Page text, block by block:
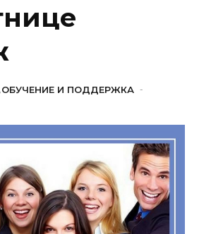
,ОБУЧЕНИЕ И ПОДДЕРЖКА -